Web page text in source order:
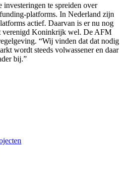
te spreiden over
platforms. In Nederland zijn
actief. Daarvan is er nu nog
verenigd Koninkrijk wel. De AFM
“Wij vinden dat dat nodig
wordt steeds volwassener en daar
bij.”